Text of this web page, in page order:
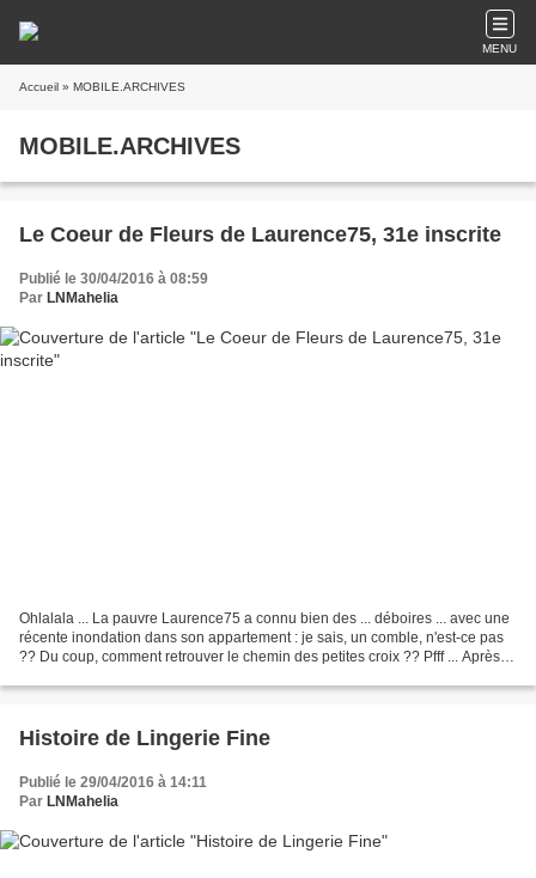
MENU
Accueil » MOBILE.ARCHIVES
MOBILE.ARCHIVES
Le Coeur de Fleurs de Laurence75, 31e inscrite
Publié le 30/04/2016 à 08:59
Par LNMahelia
Ohlalala ... La pauvre Laurence75 a connu bien des ... déboires ... avec une
récente inondation dans son appartement : je sais, un comble, n'est-ce pas
?? Du coup, comment retrouver le chemin des petites croix ?? Pfff ... Après la
Histoire de Lingerie Fine
Publié le 29/04/2016 à 14:11
Par LNMahelia